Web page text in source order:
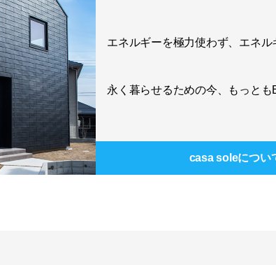
エネルギーを極力使わず、エネル
永く暮らせるための今、もっとも
casa soleについ